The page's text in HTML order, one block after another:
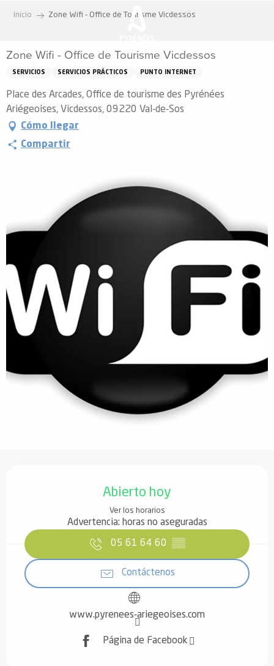
principal
Inicio Zone Wifi - Office de Tourisme Vicdessos
Zone Wifi - Office de Tourisme Vicdessos
SERVICIOS SERVICIOS PRÁCTICOS PUNTO INTERNET
Place des Arcades, Office de tourisme des Pyrénées
Ariégeoises, Vicdessos, 09220 Val-de-Sos
Cómo llegar
Compartir
Abierto hoy
Ver los horarios
Advertencia: horas no aseguradas
05 61 64 60 ▒▒
Contáctenos
www.pyrenees-ariegeoises.com
Página de Facebook